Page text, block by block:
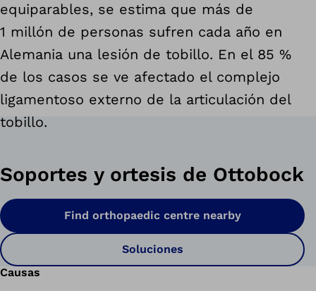
equiparables, se estima que más de
1 millón de personas sufren cada año en
Alemania una lesión de tobillo. En el 85 %
de los casos se ve afectado el complejo
ligamentoso externo de la articulación del
tobillo.
Soportes y ortesis de Ottobock
Find orthopaedic centre nearby
Soluciones
Causas